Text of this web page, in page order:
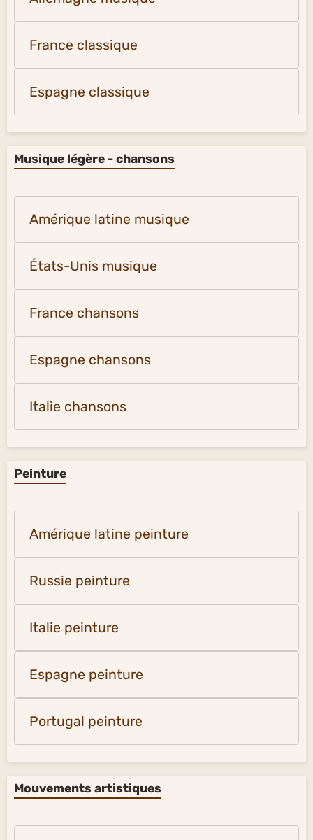
France classique
Espagne classique
Musique légère - chansons
Amérique latine musique
États-Unis musique
France chansons
Espagne chansons
Italie chansons
Peinture
Amérique latine peinture
Russie peinture
Italie peinture
Espagne peinture
Portugal peinture
Mouvements artistiques